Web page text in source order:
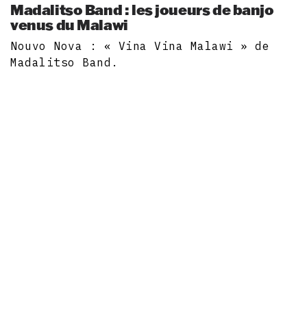
Madalitso Band : les joueurs de banjo
venus du Malawi
Nouvo Nova : « Vina Vina Malawi » de
Madalitso Band.